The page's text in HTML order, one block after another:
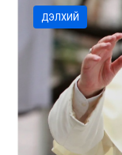
ДЭЛХИЙ